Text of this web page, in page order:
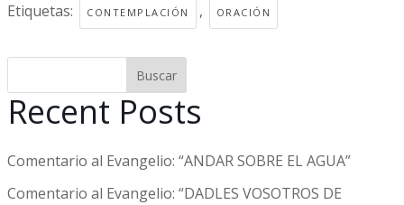
Etiquetas: CONTEMPLACIÓN , ORACIÓN
Buscar
Recent Posts
Comentario al Evangelio: “ANDAR SOBRE EL AGUA”
Comentario al Evangelio: “DADLES VOSOTROS DE